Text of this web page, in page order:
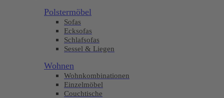
Polstermöbel
Sofas
Ecksofas
Schlafsofas
Sessel & Liegen
Wohnen
Wohnkombinationen
Einzelmöbel
Couchtische